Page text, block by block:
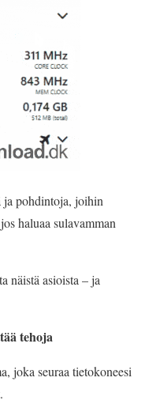
ja pohdintoja, joihin
haluaa sulavamman
näistä asioista – ja
tehoja
joka seuraa tietokoneesi